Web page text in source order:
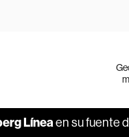
Líneaen su fuente